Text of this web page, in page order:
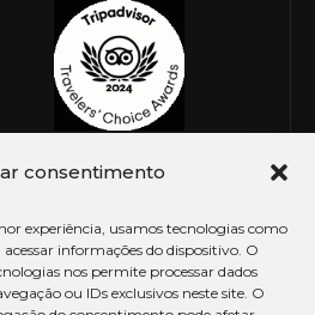
consentimento
experiência, usamos tecnologias como
informações do dispositivo. O
nos permite processar dados
ou IDs exclusivos neste site. O